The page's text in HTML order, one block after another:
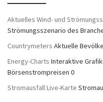
Aktuelles Wind- und
Strömungsszenario des
Countrymeters Aktuelle
Energy-Charts Interaktive
Börsenstrompreisen 0
Stromausfall Live-Karte